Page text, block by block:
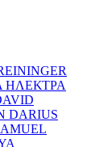
ΗΛΕΚΤΡΑ
DARIUS